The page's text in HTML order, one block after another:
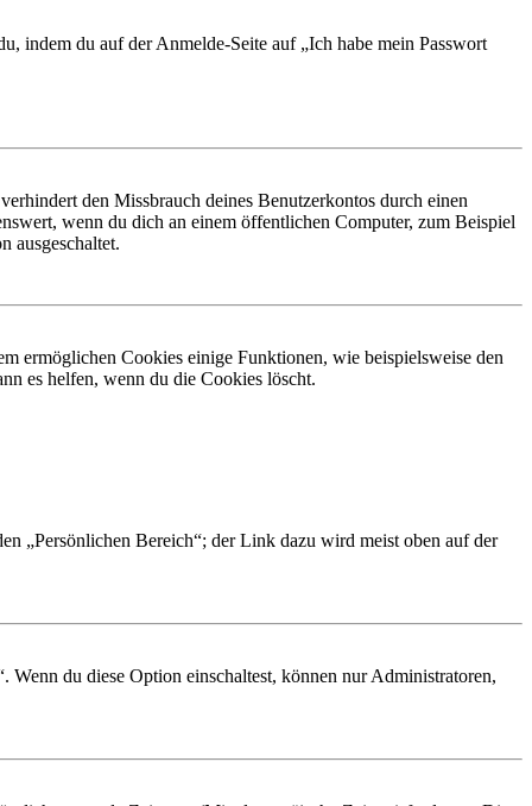
indem du auf der Anmelde-Seite auf „Ich habe mein Passwort
den Missbrauch deines Benutzerkontos durch einen
wenn du dich an einem öffentlichen Computer, zum Beispiel
ausgeschaltet.
ermöglichen Cookies einige Funktionen, wie beispielsweise den
es helfen, wenn du die Cookies löscht.
„Persönlichen Bereich“; der Link dazu wird meist oben auf der
du diese Option einschaltest, können nur Administratoren,